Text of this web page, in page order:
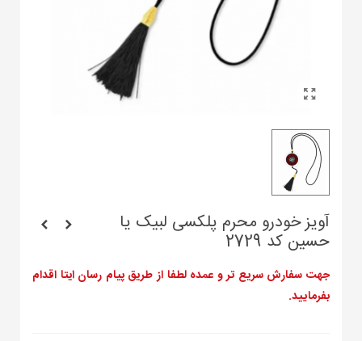
آویز خودرو محرم پلکسی لبیک یا
حسین کد 2729
جهت سفارش سریع تر و عمده لطفا از طریق پیام رسان ایتا اقدام
بفرمایید.